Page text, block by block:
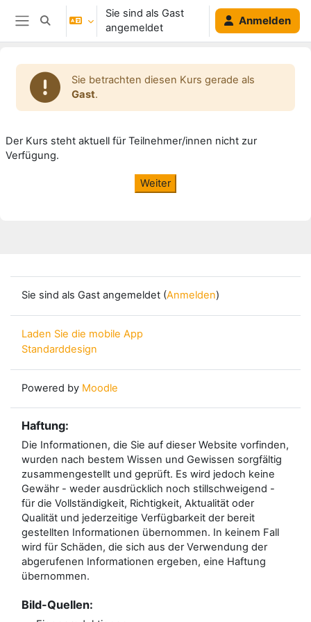
Zum Hauptinhalt
Website-Übersicht
Sucheingabe umschalten
Sie sind als Gast
angemeldet
Anmelden
Sie betrachten diesen Kurs gerade als
Gast.
Der Kurs steht aktuell für Teilnehmer/innen nicht zur
Verfügung.
Weiter
Sie sind als Gast angemeldet (Anmelden)
Laden Sie die mobile App
Standarddesign
Powered by Moodle
Haftung:
Die Informationen, die Sie auf dieser Website vorfinden,
wurden nach bestem Wissen und Gewissen sorgfältig
zusammengestellt und geprüft. Es wird jedoch keine
Gewähr - weder ausdrücklich noch stillschweigend -
für die Vollständigkeit, Richtigkeit, Aktualität oder
Qualität und jederzeitige Verfügbarkeit der bereit
gestellten Informationen übernommen. In keinem Fall
wird für Schäden, die sich aus der Verwendung der
abgerufenen Informationen ergeben, eine Haftung
übernommen.
Bild-Quellen: